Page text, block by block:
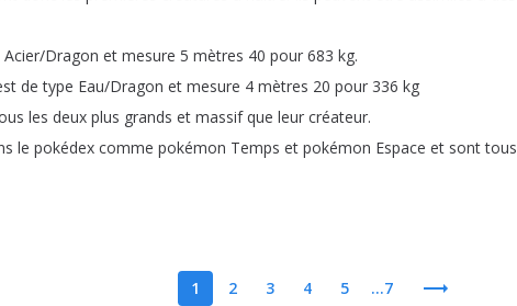
Acier/Dragon et mesure 5 mètres 40 pour 683 kg.
de type Eau/Dragon et mesure 4 mètres 20 pour 336 kg
les deux plus grands et massif que leur créateur.
le pokédex comme pokémon Temps et pokémon Espace et sont tous
1 2 3 4 5 ...7